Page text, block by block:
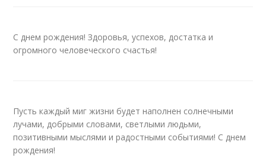
С днем рождения! Здоровья, успехов, достатка и
огромного человеческого счастья!
Пусть каждый миг жизни будет наполнен солнечными
лучами, добрыми словами, светлыми людьми,
позитивными мыслями и радостными событиями! С днем
рождения!